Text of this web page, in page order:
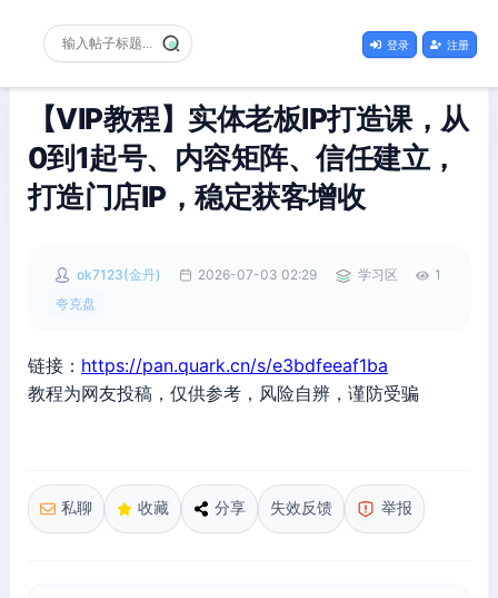
登录 注册
【VIP教程】实体老板IP打造课，从
0到1起号、内容矩阵、信任建立，
打造门店IP，稳定获客增收
ok7123(金丹) 2026-07-03 02:29 学习区
1
夸克盘
链接： https://pan.quark.cn/s/e3bdfeeaf1ba
教程为网友投稿，仅供参考，风险自辨，谨防受骗
私聊 收藏 分享 失效反馈 举报